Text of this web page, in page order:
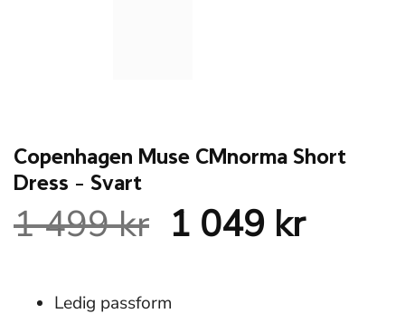
Copenhagen Muse CMnorma Short
Dress – Svart
1 499kr Det
priset
1 049 krDet
Ledig passform